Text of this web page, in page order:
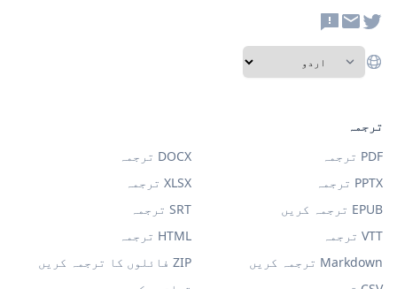
ترجمہ
PDF ترجمہ
DOCX ترجمہ
PPTX ترجمہ
XLSX ترجمہ
EPUB ترجمہ کریں
SRT ترجمہ
VTT ترجمہ
HTML ترجمہ
Markdown ترجمہ کریں
ZIP فائلوں کا ترجمہ کریں